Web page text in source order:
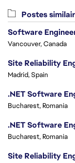
Postes
Software
Vancouver, Canada
Site Reliability
Madrid, Spain
.NET Software
Bucharest, Romania
.NET Software
Bucharest, Romania
Site Reliability